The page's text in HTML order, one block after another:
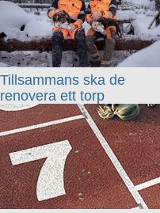
Tillsammans ska de
renovera ett torp